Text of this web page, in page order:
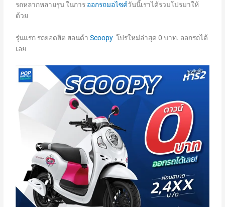
รถหลากหลายรุ่น ในการ ออกรถมอไซค์วันนี้เราได้รวมโปรมาให้
ด้วย
รุ่นแรก รถยอดฮิต ฮอนด้าScoopy โปรใหม่ล่าสุด 0 บาท. ออกรถได้
เลย